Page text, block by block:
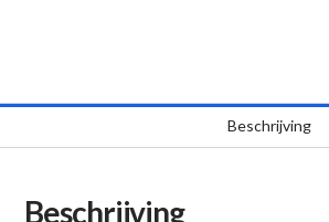
Beschrijving
Beschrijving